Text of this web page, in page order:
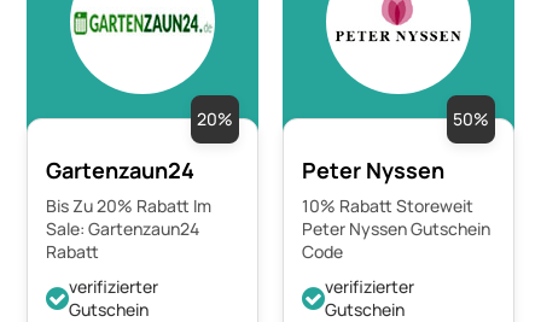
20%
Gartenzaun24
Bis Zu 20% Rabatt Im
Sale: Gartenzaun24
Rabatt
verifizierter
Gutschein
50%
Peter Nyssen
10% Rabatt Storeweit
Peter Nyssen Gutschein
Code
verifizierter
Gutschein